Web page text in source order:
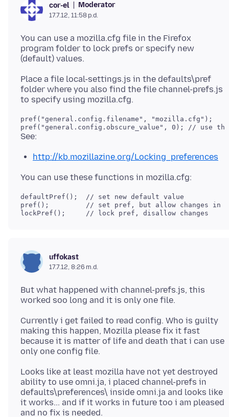
cor-el Moderator
17.7.12, 11:58 p.d.
You can use a mozilla.cfg file in the Firefox
program folder to lock prefs or specify new
Place a file local-settings.js in the defaults\pref
folder where you also find the file channel-prefs.js
pref("general.config.filename", "mozilla.cfg");
http://kb.mozillazine.org/Locking_preferences
defaultPref();  // set new default value
pref();         // set pref, but allow changes in
uffokast
17.7.12, 8:26 m.d.
But what happened with channel-prefs.js, this
Currently i get failed to read config. Who is guilty
making this happen, Mozilla please fix it fast
because it is matter of life and death that i can use
Looks like at least mozilla have not yet destroyed
ability to use omni.ja, i placed channel-prefs in
defaults\preferences\ inside omni.ja and looks like
it works... and if it works in future too i am pleased